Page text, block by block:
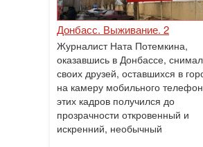
Донбасс. Выживание. 2
Журналист Ната Потемкина,
оказавшись в Донбассе,
своих друзей, оставшихся в
на камеру мобильного
этих кадров получился до
прозрачности откровенный и
искренний, необычный